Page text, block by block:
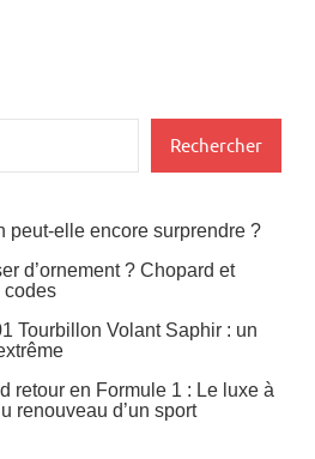
Rechercher
peut-elle encore surprendre ?
d’ornement ? Chopard et
codes
Tourbillon Volant Saphir : un
retour en Formule 1 : Le luxe à
renouveau d’un sport